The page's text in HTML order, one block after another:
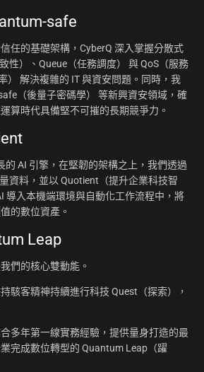
safe
任的基礎架構，CyberQ 深入掌握分散式
性）、Queue（任務調度） 與 QoS（服務
） 解決複雜的 IT 與資安問題。同時，我
（後量子密碼學） 等新興資安領域，確
算時代具備堅不可摧的長期競爭力。
的 AI 引擎，在堅韌的架構之上，我們透過
資料，並以 Quotient（提升企業科技智
導入本機端環境與自動化工作流程中，將
的數位資產。
Leap
們的核心雙動能。
駭客精神持續進行科技 Quest（探索），
多年第一線實務經驗，提供量身打造的最
完成數位轉型的 Quantum Leap（躍